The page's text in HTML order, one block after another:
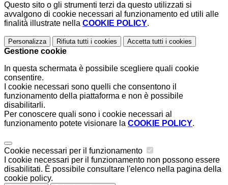
Questo sito o gli strumenti terzi da questo utilizzati si
avvalgono di cookie necessari al funzionamento ed utili alle
finalità illustrate nella COOKIE POLICY.
Personalizza Rifiuta tutti i cookies Accetta tutti i cookies
Gestione cookie
In questa schermata è possibile scegliere quali cookie
consentire.
I cookie necessari sono quelli che consentono il
funzionamento della piattaforma e non è possibile
disabilitarli.
Per conoscere quali sono i cookie necessari al
funzionamento potete visionare la COOKIE POLICY.
Cookie necessari per il funzionamento
I cookie necessari per il funzionamento non possono essere
disabilitati. È possibile consultare l'elenco nella pagina della
cookie policy.